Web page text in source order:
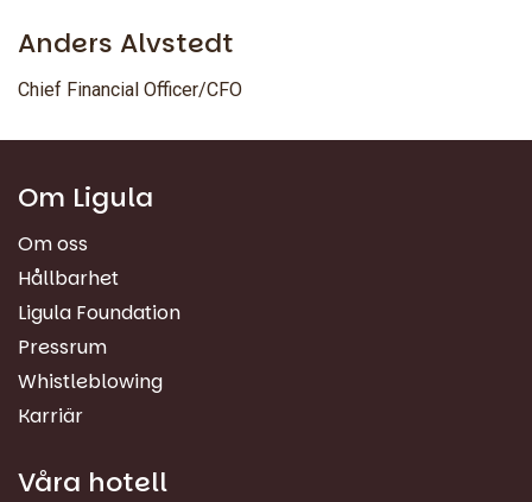
Anders Alvstedt
Chief Financial Officer/CFO
Om Ligula
Om oss
Hållbarhet
Ligula Foundation
Pressrum
Whistleblowing
Karriär
Våra hotell